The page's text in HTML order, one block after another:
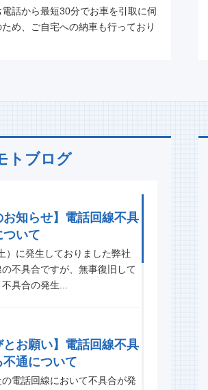
話から最短30分でお車を引取に伺
め、ご自宅への納車も行っており
トブログ
お知らせ】電話回線不具
ついて
）に発生しておりました弊社
不具合ですが、無事復旧して
具合の発生...
とお願い】電話回線不具
通について
電話回線において不具合が発